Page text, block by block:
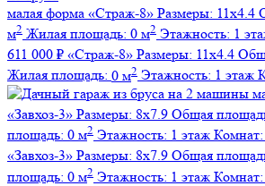
малая форма «Страж-8» Размеры: 11х4.4
м2 Жилая площадь: 0 м2 Этажность: 1
611 000 ₽ «Страж-8» Размеры: 11х4.4
Жилая площадь: 0 м2 Этажность: 1 этаж
«Завхоз-3» Размеры: 8х7.9 Общая
площадь: 0 м2 Этажность: 1 этаж Комнат:
«Завхоз-3» Размеры: 8х7.9 Общая
площадь: 0 м2 Этажность: 1 этаж Комнат: